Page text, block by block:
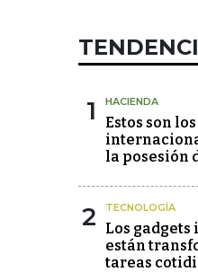
1 HACIENDA
Estos son
la posesión
2 TECNOLOGÍA
Los gadgets
están
tareas